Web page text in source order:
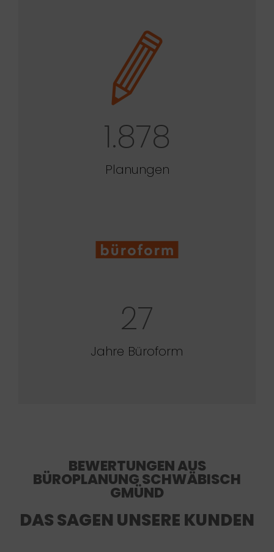
1.878
Planungen
27
Jahre Büroform
BEWERTUNGEN AUS
BÜROPLANUNG SCHWÄBISCH
GMÜND
DAS SAGEN UNSERE KUNDEN